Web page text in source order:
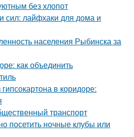
без хлопот
сил: лайфхаки для дома и
населения Рыбинска за
как объединить
в коридоре:
транспорт
посетить ночные клубы или